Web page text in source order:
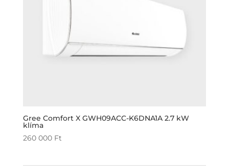
Gree Comfort X GWH09ACC-K6DNA1A 2.7 kW
klíma
260 000 Ft